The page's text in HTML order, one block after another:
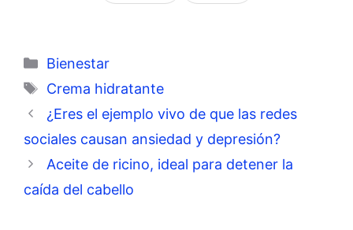
Categorías
Bienestar
Etiquetas
Crema hidratante
¿Eres el ejemplo vivo de que las redes
sociales causan ansiedad y depresión?
Aceite de ricino, ideal para detener la
caída del cabello